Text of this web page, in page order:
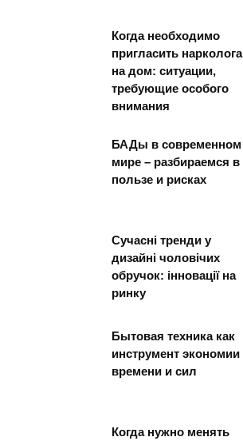
Когда необходимо
пригласить нарколога
на дом: ситуации,
требующие особого
внимания
БАДы в современном
мире – разбираемся в
пользе и рисках
Сучасні тренди у
дизайні чоловічих
обручок: інновації на
ринку
Бытовая техника как
инструмент экономии
времени и сил
Когда нужно менять